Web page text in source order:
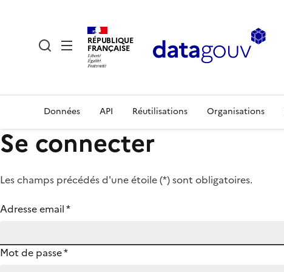
RÉPUBLIQUE
FRANÇAISE
Données API Réutilisations Organisations
Se connecter
Les champs précédés d'une étoile (*) sont obligatoires.
Adresse email*
Mot de passe*